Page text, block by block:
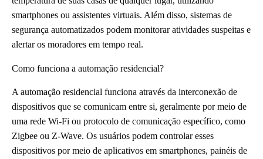
smartphones ou assistentes virtuais. Além disso, sistemas de
segurança automatizados podem monitorar atividades suspeitas e
alertar os moradores em tempo real.
Como funciona a automação residencial?
A automação residencial funciona através da interconexão de
dispositivos que se comunicam entre si, geralmente por meio de
uma rede Wi-Fi ou protocolo de comunicação específico, como
Zigbee ou Z-Wave. Os usuários podem controlar esses
dispositivos por meio de aplicativos em smartphones, painéis de